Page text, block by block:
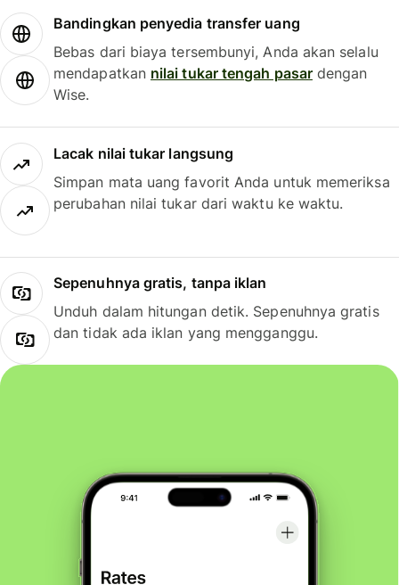
Bandingkan penyedia transfer uang
Bebas dari biaya tersembunyi, Anda akan selalu
mendapatkan nilai tukar tengah pasardengan
Wise.
Lacak nilai tukar langsung
Simpan mata uang favorit Anda untuk memeriksa
perubahan nilai tukar dari waktu ke waktu.
Sepenuhnya gratis, tanpa iklan
Unduh dalam hitungan detik. Sepenuhnya gratis
dan tidak ada iklan yang mengganggu.